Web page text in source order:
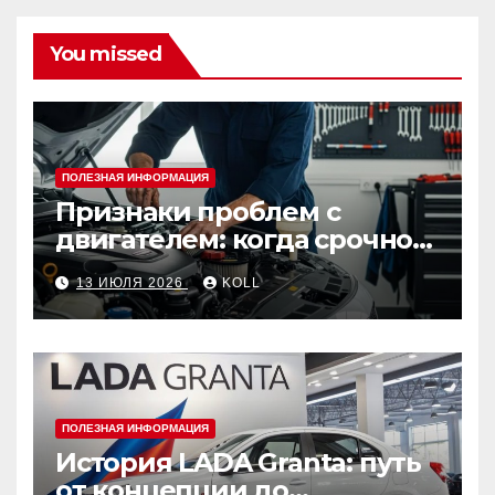
You missed
ПОЛЕЗНАЯ ИНФОРМАЦИЯ
Признаки проблем с
двигателем: когда срочно
ехать в сервис
13 ИЮЛЯ 2026 KOLL
ПОЛЕЗНАЯ ИНФОРМАЦИЯ
История LADA Granta: путь